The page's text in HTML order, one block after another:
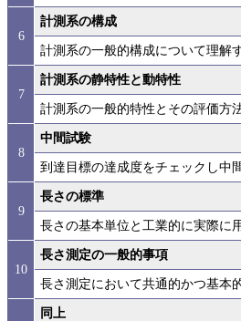
6
計測系の構成
計測系の一般的構成について理解す
7
計測系の静特性と動特性
計測系の一般的特性とその評価方
8
中間試験
到達目標の達成度をチェックし中
9
長さの標準
長さの基本単位と工業的に実際に
10
長さ測定の一般的事項
長さ測定において共通的かつ基本
同上